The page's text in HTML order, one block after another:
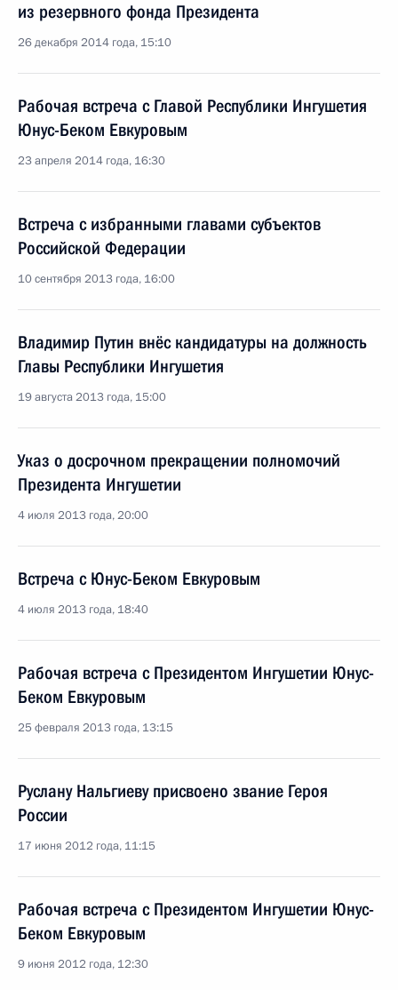
из резервного фонда Президента
26 декабря 2014 года, 15:10
Рабочая встреча с Главой Республики Ингушетия
Юнус-Беком Евкуровым
23 апреля 2014 года, 16:30
Встреча с избранными главами субъектов
Российской Федерации
10 сентября 2013 года, 16:00
Владимир Путин внёс кандидатуры на должность
Главы Республики Ингушетия
19 августа 2013 года, 15:00
Указ о досрочном прекращении полномочий
Президента Ингушетии
4 июля 2013 года, 20:00
Встреча с Юнус-Беком Евкуровым
4 июля 2013 года, 18:40
Рабочая встреча с Президентом Ингушетии Юнус-
Беком Евкуровым
25 февраля 2013 года, 13:15
Руслану Нальгиеву присвоено звание Героя
России
17 июня 2012 года, 11:15
Рабочая встреча с Президентом Ингушетии Юнус-
Беком Евкуровым
9 июня 2012 года, 12:30